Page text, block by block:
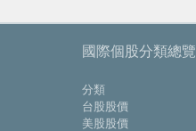
國際個股分類總覽
分類
台股股價
美股股價